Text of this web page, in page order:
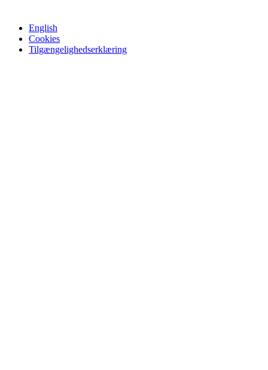
English
Cookies
Tilgængelighedserklæring